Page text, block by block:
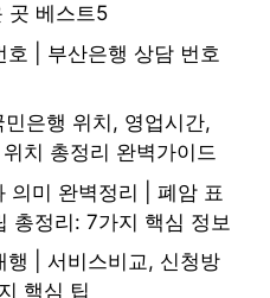
곳 베스트5
호 | 부산은행 상담 번호
은행 위치, 영업시간,
치 총정리 완벽가이드
의미 완벽정리 | 폐암 표
총정리: 7가지 핵심 정보
행 | 서비스비교, 신청방
핵심 팁